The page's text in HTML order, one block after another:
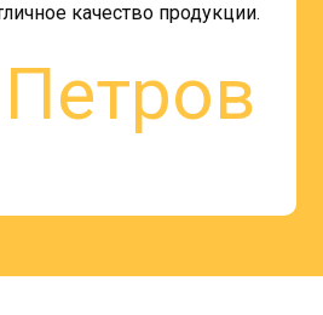
качество продукции.